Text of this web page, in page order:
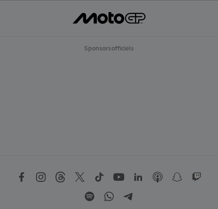
Sponsors officiels